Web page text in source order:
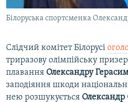
УКРАЇНСЬКА ПРОБЛЕМА КРИМУ
ІНФОГРАФІКА
ДОЛУЧАЙСЯ!
Усі сайти RFE/RL
Білоруська спортсменка
Слідчий комітет Білорусі
триразову олімпійську
плавання Олександру
заподіяння шкоди
нею розшукується Олександр